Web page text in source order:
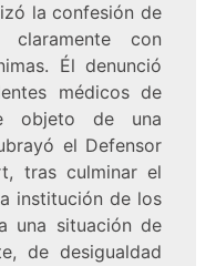
la confesión de
con
Él denunció
médicos de
objeto de una
el Defensor
tras culminar el
institución de los
una situación de
de desigualdad